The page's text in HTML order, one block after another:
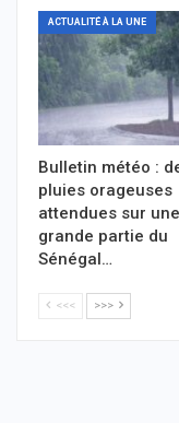
ACTUALITÉ À LA UNE
Bulletin météo :
pluies orageuses
attendues sur une
grande partie du
Sénégal…
<<< >>>